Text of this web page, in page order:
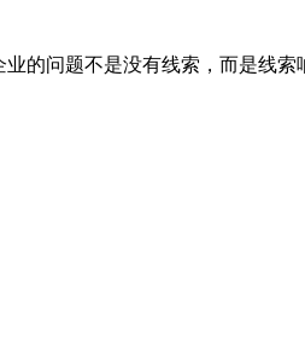
的问题不是没有线索，而是线索